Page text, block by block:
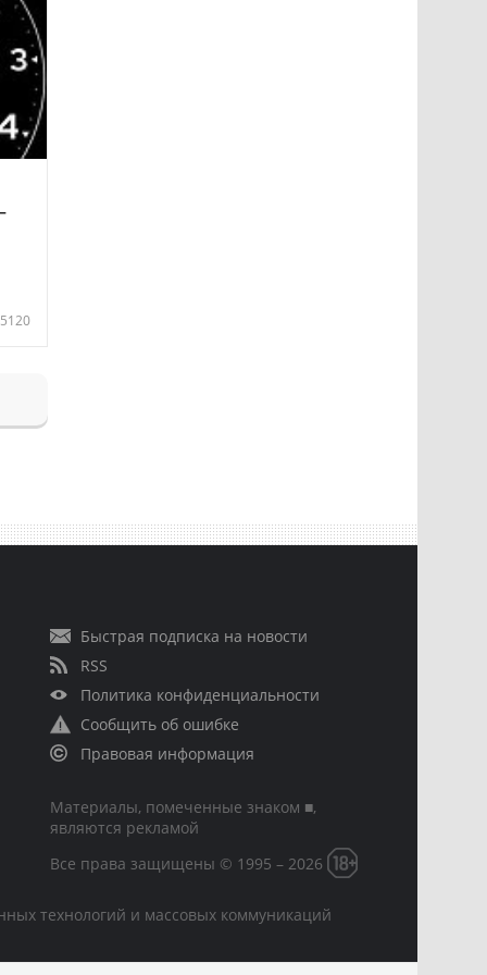
5120
Быстрая подписка на новости
RSS
Политика конфиденциальности
Сообщить об ошибке
Правовая информация
Материалы, помеченные знаком ■,
являются рекламой
Все права защищены © 1995 – 2026
технологий и массовых коммуникаций